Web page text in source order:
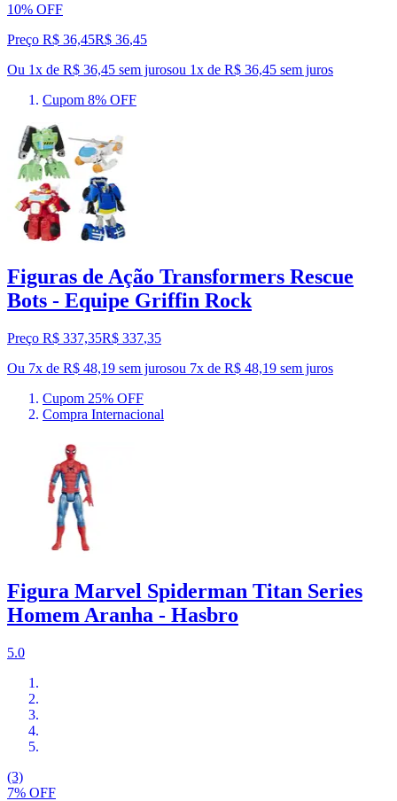
10% OFF
Preço R$ 36,45R$ 36,45
Ou 1x de R$ 36,45 sem jurosou 1x de R$ 36,45 sem juros
Cupom 8% OFF
Figuras de Ação Transformers Rescue
Bots - Equipe Griffin Rock
Preço R$ 337,35R$ 337,35
Ou 7x de R$ 48,19 sem jurosou 7x de R$ 48,19 sem juros
Cupom 25% OFF
Compra Internacional
Figura Marvel Spiderman Titan Series
Homem Aranha - Hasbro
5.0
(3)
7% OFF